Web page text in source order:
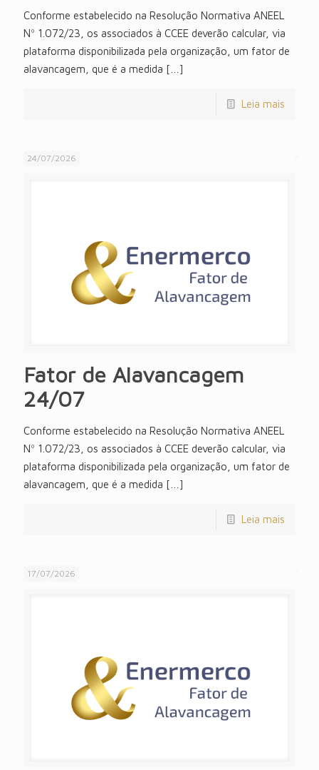
Conforme estabelecido na Resolução Normativa ANEEL
Nº 1.072/23, os associados à CCEE deverão calcular, via
plataforma disponibilizada pela organização, um fator de
alavancagem, que é a medida […]
Leia mais
24/07/2026
Fator de Alavancagem
24/07
Conforme estabelecido na Resolução Normativa ANEEL
Nº 1.072/23, os associados à CCEE deverão calcular, via
plataforma disponibilizada pela organização, um fator de
alavancagem, que é a medida […]
Leia mais
17/07/2026